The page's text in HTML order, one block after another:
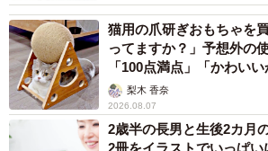
猫用の爪研ぎおもちゃを
ってますか？」予想外の
「100点満点」「かわいい
梨木 香奈
2026.08.07
2歳半の長男と生後2カ
2冊をイラストでいっぱ